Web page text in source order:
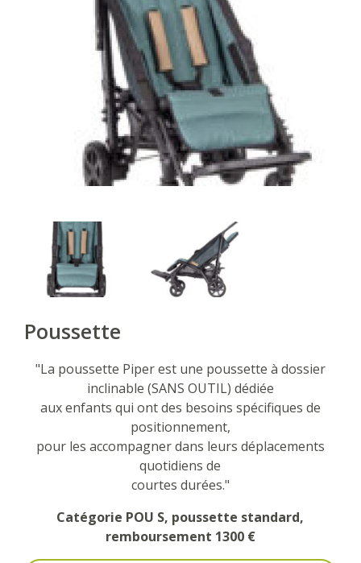
Poussette
"La poussette Piper est une poussette à dossier
inclinable (SANS OUTIL) dédiée
aux enfants qui ont des besoins spécifiques de
positionnement,
pour les accompagner dans leurs déplacements
quotidiens de
courtes durées."
Catégorie POU S, poussette standard,
remboursement 1300 €